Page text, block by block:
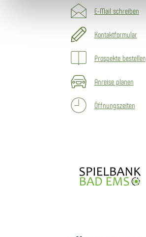
E-Mail schreiben
Kontaktformular
Prospekte bestellen
Anreise planen
Öffnungszeiten